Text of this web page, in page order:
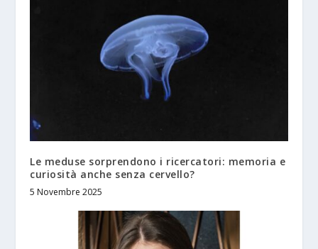
Le meduse sorprendono i ricercatori: memoria e
curiosità anche senza cervello?
5 Novembre 2025